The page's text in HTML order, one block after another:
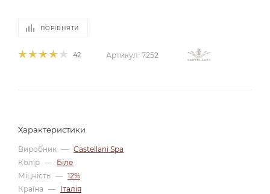
ПОРІВНЯТИ
42 Артикул: 7252
Характеристики
Виробник — Castellani Spa
Колір — Біле
Міцність — 12%
Країна — Італія